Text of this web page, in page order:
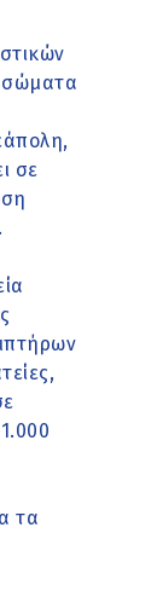
σώματα
σε
τα